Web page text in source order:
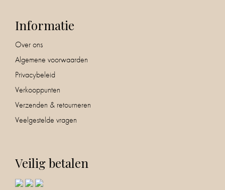
Informatie
Over ons
Algemene voorwaarden
Privacybeleid
Verkooppunten
Verzenden & retourneren
Veelgestelde vragen
Veilig betalen